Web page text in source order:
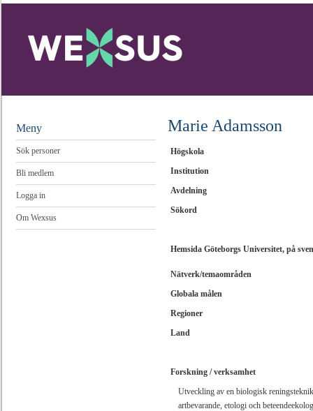
Meny
Sök personer
Bli medlem
Logga in
Om Wexsus
Marie Adamsson
Högskola
Institution
Avdelning
Sökord
Hemsida Göteborgs Universitet, på
Nätverk/temaområden
Globala målen
Regioner
Land
Forskning / verksamhet
Utveckling av en biologisk
artbevarande, etologi och